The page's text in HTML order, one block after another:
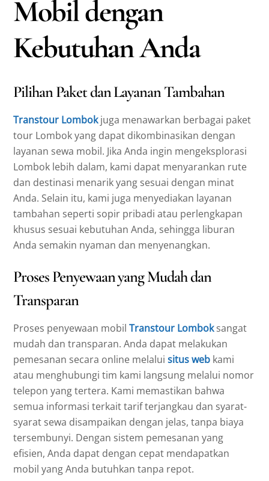
Mobil dengan
Kebutuhan Anda
Pilihan Paket dan Layanan Tambahan
Transtour Lombokjuga menawarkan berbagai paket
tour Lombok yang dapat dikombinasikan dengan
layanan sewa mobil. Jika Anda ingin mengeksplorasi
Lombok lebih dalam, kami dapat menyarankan rute
dan destinasi menarik yang sesuai dengan minat
Anda. Selain itu, kami juga menyediakan layanan
tambahan seperti sopir pribadi atau perlengkapan
khusus sesuai kebutuhan Anda, sehingga liburan
Anda semakin nyaman dan menyenangkan.
Proses Penyewaan yang Mudah dan
Transparan
Proses penyewaan mobilTranstour Lomboksangat
mudah dan transparan. Anda dapat melakukan
pemesanan secara online melaluisitus web kami
atau menghubungi tim kami langsung melalui nomor
telepon yang tertera. Kami memastikan bahwa
semua informasi terkait tarif terjangkau dan syarat-
syarat sewa disampaikan dengan jelas, tanpa biaya
tersembunyi. Dengan sistem pemesanan yang
efisien, Anda dapat dengan cepat mendapatkan
mobil yang Anda butuhkan tanpa repot.